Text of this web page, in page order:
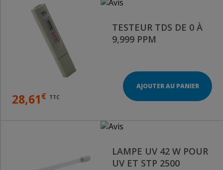
TESTEUR TDS DE 0 À
9,999 PPM
28,61€ TTC
AJOUTER AU PANIER
LAMPE UV 42 W POUR
UV ET STP 2500